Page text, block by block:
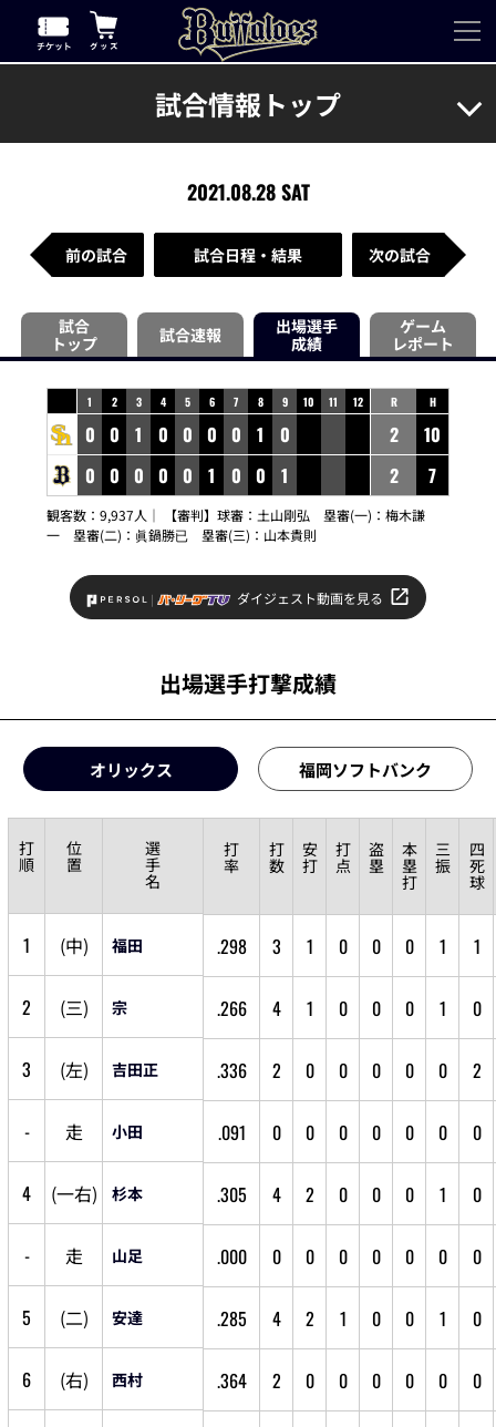
試合情報トップ
2021.08.28 SAT
前の試合 試合日程・結果 次の試合
試合
トップ
試合速報
出場選手
成績
ゲーム
レポート
1 2 3 4 5 6 7 8 9 10 11 12
0 0 1 0 0 0 0 1
0
0 0 0 0 0 1 0 0 1
R H
2
10
2
7
観客数：9,937人｜ 【審判】球審： 土山剛弘 塁審(一)： 梅木謙
一 塁審(二)： 眞鍋勝已 塁審(三)： 山本貴則
ダイジェスト動画を見る
出場選手打撃成績
オリックス 福岡ソフトバンク
打
順
位
置
選
手
名
打
率
打
数
安
打
打
点
盗
塁
本
塁
打
三
振
四
死
球
1 (中) 福田 .298 3 1 0 0 0 1 1
2 (三) 宗 .266 4 1 0 0 0 1 0
3 (左) 吉田正 .336 2 0 0 0 0 0 2
- 走 小田 .091 0 0 0 0 0 0 0
4 (一右) 杉本 .305 4 2 0 0 0 1 0
- 走 山足 .000 0 0 0 0 0 0 0
5 (二) 安達 .285 4 2 1 0 0 1 0
6 (右) 西村 .364 2 0 0 0 0 0 0